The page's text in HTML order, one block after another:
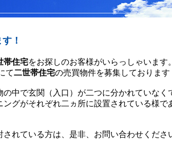
！
帯住宅をお探しのお客様がいらっしゃいます。
て二世帯住宅の売買物件を募集しております
中で玄関（入口）が二つに分かれていなく
グがそれぞれ二ヵ所に設置されている様で
れている方は、是非、お問い合わせくださ